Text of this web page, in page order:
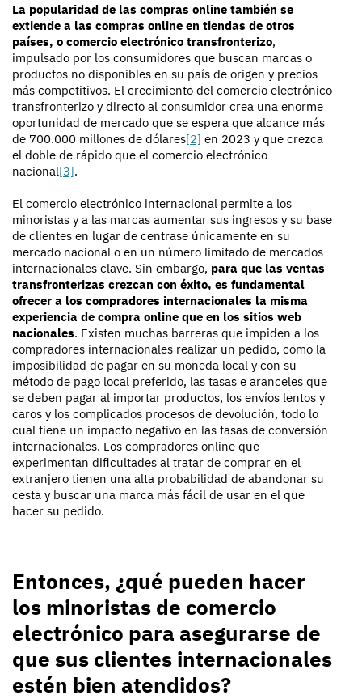
La popularidad de las compras online también se
extiende a las compras online en tiendas de otros
países, o comercio electrónico transfronterizo,
impulsado por los consumidores que buscan marcas o
productos no disponibles en su país de origen y precios
más competitivos. El crecimiento del comercio electrónico
transfronterizo y directo al consumidor crea una enorme
oportunidad de mercado que se espera que alcance más
de 700.000 millones de dólares[2] en 2023 y que crezca
el doble de rápido que el comercio electrónico
nacional[3].
El comercio electrónico internacional permite a los
minoristas y a las marcas aumentar sus ingresos y su base
de clientes en lugar de centrase únicamente en su
mercado nacional o en un número limitado de mercados
internacionales clave. Sin embargo, para que las ventas
transfronterizas crezcan con éxito, es fundamental
ofrecer a los compradores internacionales la misma
experiencia de compra online que en los sitios web
nacionales. Existen muchas barreras que impiden a los
compradores internacionales realizar un pedido, como la
imposibilidad de pagar en su moneda local y con su
método de pago local preferido, las tasas e aranceles que
se deben pagar al importar productos, los envíos lentos y
caros y los complicados procesos de devolución, todo lo
cual tiene un impacto negativo en las tasas de conversión
internacionales. Los compradores online que
experimentan dificultades al tratar de comprar en el
extranjero tienen una alta probabilidad de abandonar su
cesta y buscar una marca más fácil de usar en el que
hacer su pedido.
Entonces, ¿qué pueden hacer
los minoristas de comercio
electrónico para asegurarse de
que sus clientes internacionales
estén bien atendidos?